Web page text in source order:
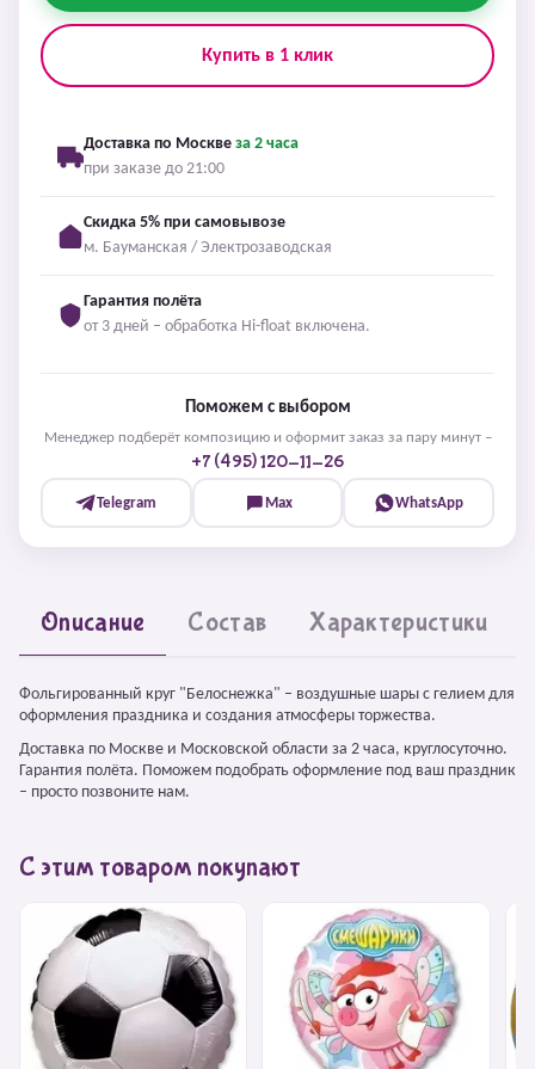
Купить в 1 клик
Доставка по Москве за 2 часа
при заказе до 21:00
Скидка 5% при самовывозе
м. Бауманская / Электрозаводская
Гарантия полёта
от 3 дней – обработка Hi-float включена.
Поможем с выбором
Менеджер подберёт композицию и оформит заказ за пару минут –
+7 (495) 120-11-26
Telegram Max WhatsApp
Описание Состав Характеристики
Фольгированный круг "Белоснежка" – воздушные шары с гелием для
оформления праздника и создания атмосферы торжества.
Доставка по Москве и Московской области за 2 часа, круглосуточно.
Гарантия полёта. Поможем подобрать оформление под ваш праздник
– просто позвоните нам.
С этим товаром покупают